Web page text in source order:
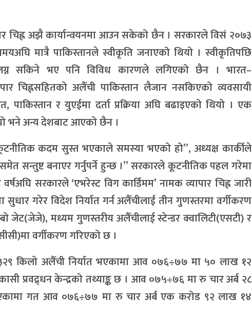
चिह्न अझै कार्यान्वयनमा आउन सकेको छैन । सरकारले विसं २०७३
मात्रै पाकिस्तानले स्वीकृति जनाएको थियो । स्वीकृतिपछि
लग्न सकिने भए पनि विविध कारणले लगिएको छैन । भारत–
चिह्नसहितको अलैँची पाकिस्तान लैजान नसकिएको व्यवसायी
र युएईमा दर्ता प्रक्रिया अघि बढाइएको थियो । एक
भने अन्य देशबाट आएको छैन ।
कदम सुस्त भएकाले समस्या भएको हो”, अध्यक्ष कार्कीले
सन्तुष्ट बनाएर गर्नुपर्ने हुन्छ ।” सरकारले कूटनीतिक पहल गरेमा
सरकारले ‘एभरेस्ट विग कार्डिमम’ नामक व्यापार चिह्न जारी
सुधार गरेर विदेश निर्यात गर्न अलैँचीलाई तीन गुणस्तरमा वर्गीकरण
जेट(जेजे), मध्यम गुणस्तरीय अलैँचीलाई स्टेन्डर क्वालिटी(एसटी) र
वर्गीकरण गरिएको छ ।
किलो अलैँची निर्यात भएकामा आव ०७६÷७७ मा ५० लाख १२
प्रवद्र्धन केन्द्रको तथ्याङ्क छ । आव ०७५÷७६ मा रु चार अर्ब २८
गत आव ०७६÷७७ मा रु चार अर्ब एक करोड ९२ लाख १४